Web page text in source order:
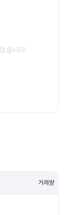
습니다.
거래량